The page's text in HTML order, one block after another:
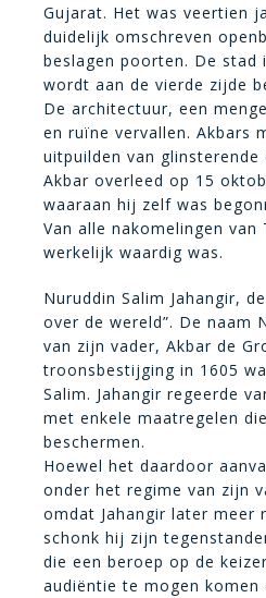
Gujarat. Het was veertien
duidelijk omschreven
beslagen poorten. De
wordt aan de vierde zijde
De architectuur, een
en ruïne vervallen. Akbars
uitpuilden van
Akbar overleed op 15
waaraan hij zelf was
Van alle nakomelingen
werkelijk waardig was.
Nuruddin Salim Jahangir,
over de wereld”. De naam
van zijn vader, Akbar de
troonsbestijging in 1605
Salim. Jahangir regeerde
met enkele maatregelen
beschermen.
Hoewel het daardoor
onder het regime van zijn
omdat Jahangir later meer
schonk hij zijn
die een beroep op de
audiëntie te mogen komen